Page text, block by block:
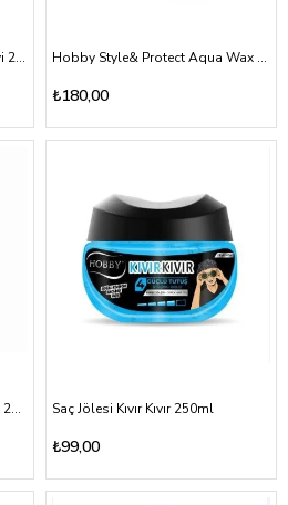
Hobby Ekstra Hacim Saç Spreyi 250ml Hobby Style& Protect Aqua Wax 100ml
₺180,00
Hobby Style&Protect Jöle Islak 250 ml Saç Jölesi Kıvır Kıvır 250ml
₺99,00